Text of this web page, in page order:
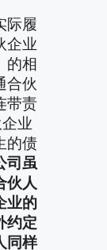
际履
企业
的相
合伙
带责
业
的债
司虽
伙人
业的
约定
同样